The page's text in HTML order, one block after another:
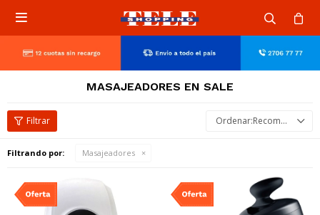

MASAJEADORES EN SALE
Recomendados
Filtrando por: Masajeadores